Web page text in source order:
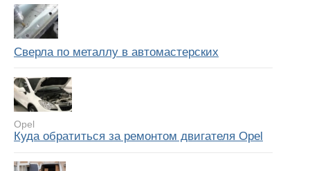
Сверла по металлу в автомастерских
Opel
Куда обратиться за ремонтом двигателя Opel